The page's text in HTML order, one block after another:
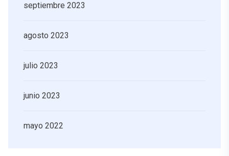
septiembre 2023
agosto 2023
julio 2023
junio 2023
mayo 2022